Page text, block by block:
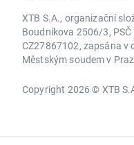
XTB S.A., organizační
Boudníkova 2506/3, PSČ
CZ27867102, zapsána v
Městským soudem v
Copyright 2026 © XTB